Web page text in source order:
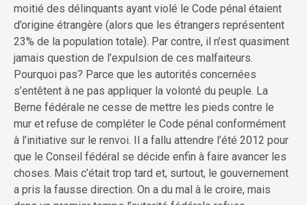
moitié des délinquants ayant violé le Code pénal étaient
d’origine étrangère (alors que les étrangers représentent
23% de la population totale). Par contre, il n’est quasiment
jamais question de l’expulsion de ces malfaiteurs.
Pourquoi pas? Parce que les autorités concernées
s’entêtent à ne pas appliquer la volonté du peuple. La
Berne fédérale ne cesse de mettre les pieds contre le
mur et refuse de compléter le Code pénal conformément
à l’initiative sur le renvoi. Il a fallu attendre l’été 2012 pour
que le Conseil fédéral se décide enfin à faire avancer les
choses. Mais c’était trop tard et, surtout, le gouvernement
a pris la fausse direction. On a du mal à le croire, mais